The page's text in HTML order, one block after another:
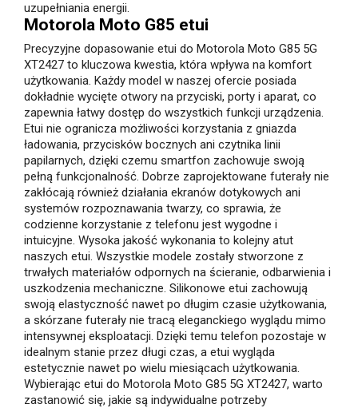
uzupełniania energii.
Motorola Moto G85 etui
Precyzyjne dopasowanie etui do Motorola Moto G85 5G
XT2427 to kluczowa kwestia, która wpływa na komfort
użytkowania. Każdy model w naszej ofercie posiada
dokładnie wycięte otwory na przyciski, porty i aparat, co
zapewnia łatwy dostęp do wszystkich funkcji urządzenia.
Etui nie ogranicza możliwości korzystania z gniazda
ładowania, przycisków bocznych ani czytnika linii
papilarnych, dzięki czemu smartfon zachowuje swoją
pełną funkcjonalność. Dobrze zaprojektowane futerały nie
zakłócają również działania ekranów dotykowych ani
systemów rozpoznawania twarzy, co sprawia, że
codzienne korzystanie z telefonu jest wygodne i
intuicyjne. Wysoka jakość wykonania to kolejny atut
naszych etui. Wszystkie modele zostały stworzone z
trwałych materiałów odpornych na ścieranie, odbarwienia i
uszkodzenia mechaniczne. Silikonowe etui zachowują
swoją elastyczność nawet po długim czasie użytkowania,
a skórzane futerały nie tracą eleganckiego wyglądu mimo
intensywnej eksploatacji. Dzięki temu telefon pozostaje w
idealnym stanie przez długi czas, a etui wygląda
estetycznie nawet po wielu miesiącach użytkowania.
Wybierając etui do Motorola Moto G85 5G XT2427, warto
zastanowić się, jakie są indywidualne potrzeby